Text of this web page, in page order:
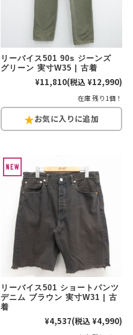
リーバイス501 90s ジーンズ
グリーン 実寸W35 | 古着
¥11,810(税込 ¥12,990)
在庫 残り1個！
リーバイス501 ショートパンツ
デニム ブラウン 実寸W31 | 古
着
¥4,537(税込 ¥4,990)